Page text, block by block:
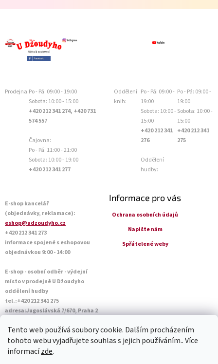
Tento web používá soubory cookie. Dalším procházením
tohoto webu vyjadřujete souhlas s jejich používáním.. Více
informacízde.
Prodejna:Po - Pá: 09:00 - 19:00
Sobota: 10:00 - 15:00
+420 212 341 274, +420 731
574 557
Čajovna:
Po - Pá: 11:00 - 21:00
Sobota: 10:00 - 19:00
+420 212 341 277
Oddělení
knih:
Po - Pá: 09:00 -
19:00
Sobota: 10:00 -
15:00
+420 212 341
276
Oddělení
hudby:
Po - Pá: 09:00 -
19:00
Sobota: 10:00 -
15:00
+420 212 341
275
E-shop kancelář
(objednávky, reklamace):
eshop@udzoudyho.cz
+420 212 341 273
informace spojené s eshopovou
objednávkou 9:00 - 14:00
E-shop - osobní odběr - výdejní
místo v prodejně U Džoudyho
oddělení hudby
tel.:+420 212 341 275
adresa:Jugoslávská 7/670, Praha 2
Sobota: 10:00 - 14:45
Informace pro vás
Ochrana osobních údajů
Napište nám
Spřátelené weby